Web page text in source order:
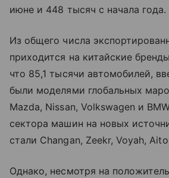
июне и 448 тысяч с начала года.
Из общего числа
приходится на китайские
что 85,1 тысячи автомобилей,
были моделями глобальных
Mazda, Nissan, Volkswagen и
сектора машин на новых
стали Changan, Zeekr, Voyah,
Однако, несмотря на